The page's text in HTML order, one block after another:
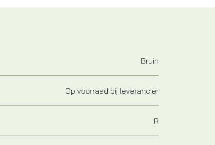
Bruin
Op voorraad bij leverancier
R